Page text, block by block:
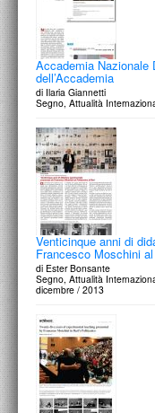
Accademia
dell’Accademia
di Ilaria Giannetti
Segno, Attualità
Venticinque anni di
Francesco Moschini
di Ester Bonsante
Segno, Attualità
dicembre / 2013